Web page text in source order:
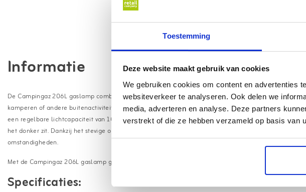
Toestemming
Deze website maakt gebruik van cookies
We gebruiken cookies om content en advertenties
websiteverkeer te analyseren. Ook delen we
media, adverteren en analyse. Deze partners
verstrekt of die ze hebben verzameld op basis van
Informatie
De Campingaz 206L gaslamp combineert veiligheid, efficiëntie en stijlvol design voor een
kamperen of andere buitenactiviteiten. Deze robuuste gaslamp is uitgerust met een handige draag-
een regelbare lichtcapaciteit van 10 tot 80 Watt. Met een brandduur van ongeveer 5 uur zorgt deze
het donker zit. Dankzij het stevige ontwerp is de Campingaz 206L bestand tegen een stootje, ideaal
omstandigheden.
Met de Campingaz 206L gaslamp geniet je altijd van sfeervol licht, waar je ook bent!
Specificaties: